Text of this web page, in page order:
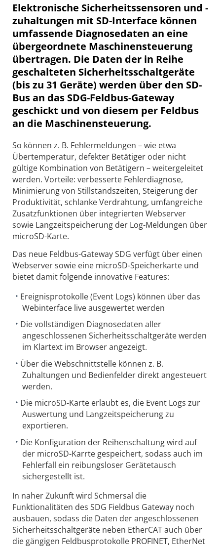
Elektronische Sicherheitssensoren und -
zuhaltungen mit SD-Interface können
umfassende Diagnosedaten an eine
übergeordnete Maschinensteuerung
übertragen. Die Daten der in Reihe
geschalteten Sicherheitsschaltgeräte
(bis zu 31 Geräte) werden über den SD-
Bus an das SDG-Feldbus-Gateway
geschickt und von diesem per Feldbus
an die Maschinensteuerung.
So können z. B. Fehlermeldungen – wie etwa
Übertemperatur, defekter Betätiger oder nicht
gültige Kombination von Betätigern – weitergeleitet
werden. Vorteile: verbesserte Fehlerdiagnose,
Minimierung von Stillstandszeiten, Steigerung der
Produktivität, schlanke Verdrahtung, umfangreiche
Zusatzfunktionen über integrierten Webserver
sowie Langzeitspeicherung der Log-Meldungen über
microSD-Karte.
Das neue Feldbus-Gateway SDG verfügt über einen
Webserver sowie eine microSD-Speicherkarte und
bietet damit folgende innovative Features:
Ereignisprotokolle (Event Logs) können über das
Webinterface live ausgewertet werden
Die vollständigen Diagnosedaten aller
angeschlossenen Sicherheitsschaltgeräte werden
im Klartext im Browser angezeigt.
Über die Webschnittstelle können z. B.
Zuhaltungen und Bedienfelder direkt angesteuert
werden.
Die microSD-Karte erlaubt es, die Event Logs zur
Auswertung und Langzeitspeicherung zu
exportieren.
Die Konfiguration der Reihenschaltung wird auf
der microSD-Karrte gespeichert, sodass auch im
Fehlerfall ein reibungsloser Gerätetausch
sichergestellt ist.
In naher Zukunft wird Schmersal die
Funktionalitäten des SDG Fieldbus Gateway noch
ausbauen, sodass die Daten der angeschlossenen
Sicherheitsschaltgeräte neben EtherCAT auch über
die gängigen Feldbusprotokolle PROFINET, EtherNet